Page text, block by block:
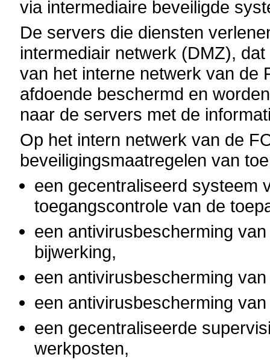
via intermediaire beveiligde
De servers die diensten
intermediair netwerk (DMZ),
van het interne netwerk van de
afdoende beschermd en
naar de servers met de
Op het intern netwerk van de
beveiligingsmaatregelen van
een gecentraliseerd systeem
toegangscontrole van de
een antivirusbescherming
bijwerking,
een antivirusbescherming
een antivirusbescherming
een gecentraliseerde
werkposten,